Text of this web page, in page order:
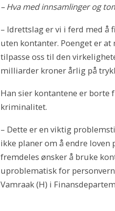
– Hva med innsamlinger og
– Idrettslag er vi i ferd med
uten kontanter. Poenget er
tilpasse oss til den
milliarder kroner årlig på
Han sier kontantene er
kriminalitet.
– Dette er en viktig
ikke planer om å endre loven
fremdeles ønsker å bruke
uproblematisk for
Vamraak (H) i